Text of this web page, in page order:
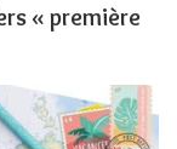
« première